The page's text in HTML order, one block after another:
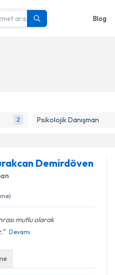
Blog
2 Psikolojik Danışman
Demirdöven
mutlu olarak
Devamı